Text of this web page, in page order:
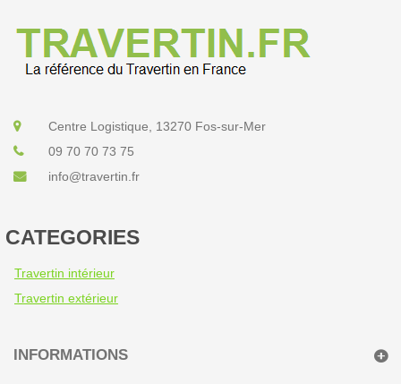
Centre Logistique, 13270 Fos-sur-Mer
09 70 70 73 75
info@travertin.fr
CATEGORIES
Travertin intérieur
Travertin extérieur
INFORMATIONS